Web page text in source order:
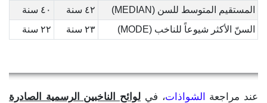
المستقيم المتوسط للسن (MEDIAN) ٤٢ سنة
٤٠ سنة
السنّ الأكثر شيوعاً للناخب (MODE)
٢٣ سنة ٢٢ سنة
عند مراجعة الشواذات، في لوائح الناخبين الرسمية الصادرة